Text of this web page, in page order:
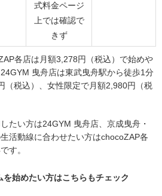
式料金ページ
上では確認で
きず
各店は月額3,278円（税込）で始めや
曳舟店は東武曳舟駅から徒歩1分
（税込）、女性限定で月額2,980円（税
たい方は24GYM 曳舟店、京成曳舟・
活動線に合わせたい方はchocoZAP各
す。
始めたい方はこちらもチェック